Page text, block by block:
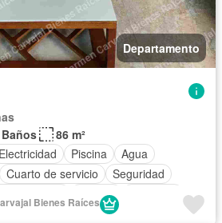
Departamento
86 m²
Electricidad Piscina
Agua
Cuarto de servicio
Seguridad
Jacuzzi
panorámica
Jardín
Bienes Raíces